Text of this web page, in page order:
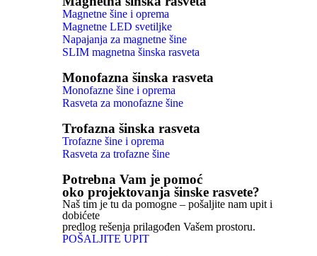
Magnetne šine i oprema
Magnetne LED svetiljke
Napajanja za magnetne šine
SLIM magnetna šinska rasveta
Monofazna šinska rasveta
Monofazne šine i oprema
Rasveta za monofazne šine
Trofazna šinska rasveta
Trofazne šine i oprema
Rasveta za trofazne šine
Potrebna Vam je pomoć
oko projektovanja šinske rasvete?
Naš tim je tu da pomogne – pošaljite nam upit i
dobićete
predlog rešenja prilagođen Vašem prostoru.
POŠALJITE UPIT